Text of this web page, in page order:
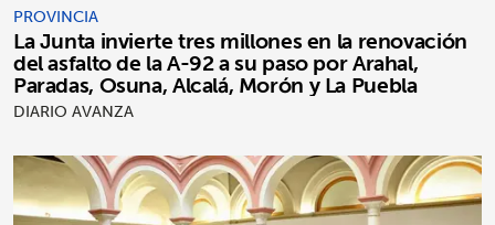
PROVINCIA
La Junta invierte tres millones en la renovación
del asfalto de la A-92 a su paso por Arahal,
Paradas, Osuna, Alcalá, Morón y La Puebla
DIARIO AVANZA